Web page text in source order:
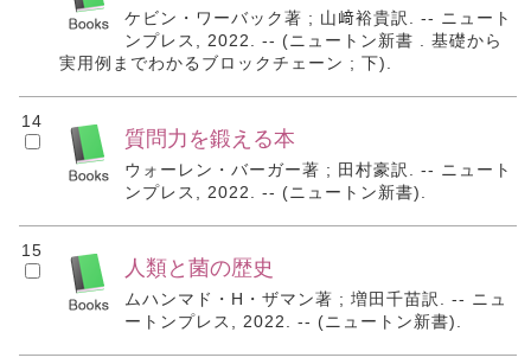
ケビン・ワーバック著 ; 山﨑裕貴訳. -- ニュート
ンプレス, 2022. -- (ニュートン新書 . 基礎から
実用例までわかるブロックチェーン ; 下).
14
質問力を鍛える本
ウォーレン・バーガー著 ; 田村豪訳. -- ニュート
ンプレス, 2022. -- (ニュートン新書).
15
人類と菌の歴史
ムハンマド・H・ザマン著 ; 増田千苗訳. -- ニュ
ートンプレス, 2022. -- (ニュートン新書).